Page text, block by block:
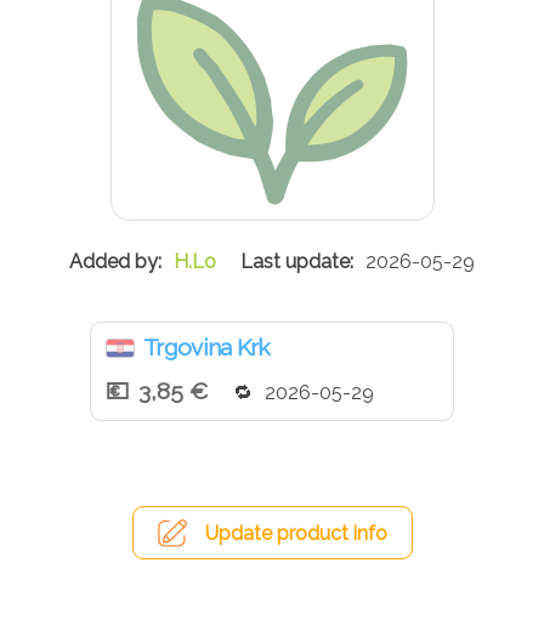
H.Lo 2026-05-29
Trgovina Krk
3,85 €
2026-05-29
Update product info